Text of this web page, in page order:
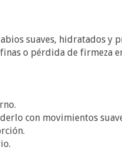
suaves, hidratados y
o pérdida de firmeza
con movimientos